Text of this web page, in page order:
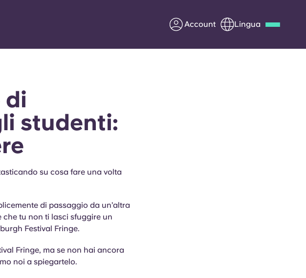
Account Lingua
Chi siamo
Domande frequenti
di
studenti:
su cosa fare una volta
di passaggio da un’altra
tu non ti lasci sfuggire un
Festival Fringe.
Fringe, ma se non hai ancora
noi a spiegartelo.